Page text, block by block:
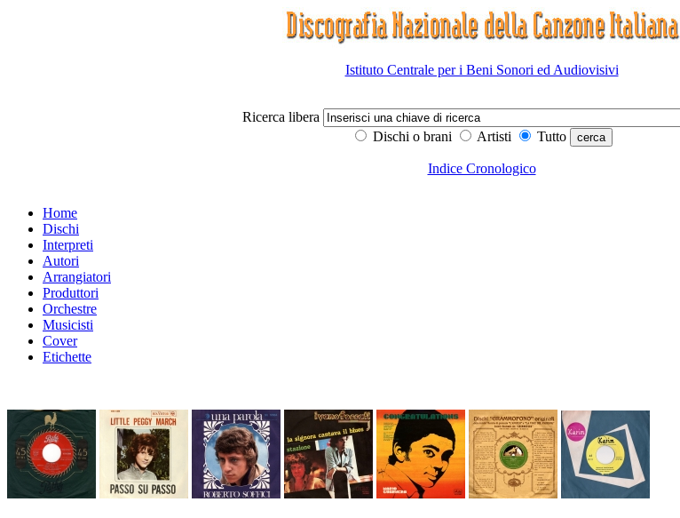
Istituto Centrale per i Beni Sonori ed Audiovisivi
Ricerca libera
Dischi o brani
Artisti Tutto
Indice Cronologico
Home
Dischi
Interpreti
Autori
Arrangiatori
Produttori
Orchestre
Musicisti
Cover
Etichette